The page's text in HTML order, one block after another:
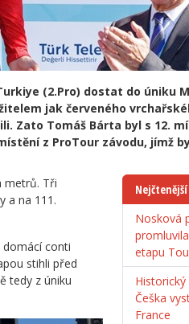
(2.Pro) dostat do úniku
jak červeného
Zato Tomáš Bárta byl s 12.
z ProTour závodu, jímž
metrů. Tři
a na 111.
domácí conti
stihli před
tedy z úniku
Nosková
etapu
Češka
France